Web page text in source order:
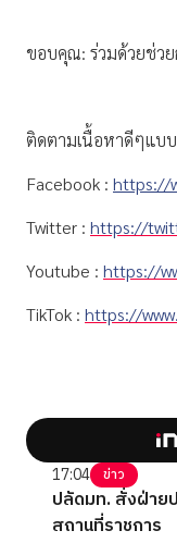
ขอบคุณ: ร่วมด้วยช่ว
ติดตามเนื้อหาดีๆแบ
Facebook : https://
Twitter : https://
Youtube : https://
TikTok : https://
17:04 ข่าว
ปลัดมท. สั่งฝ่าย
สถานที่ราชการ